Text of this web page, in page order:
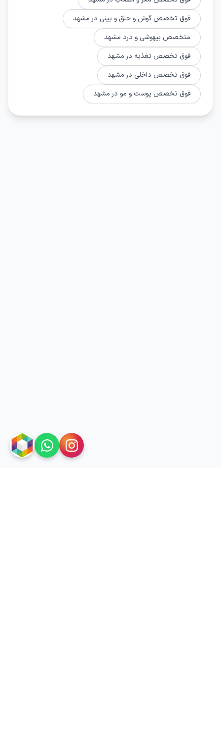
فوق تخصص گوش و حلق و بینی در مشهد
متخصص بیهوشی و درد مشهد
فوق تخصص تغذیه در مشهد
فوق تخصص داخلی در مشهد
فوق تخصص پوست و مو در مشهد